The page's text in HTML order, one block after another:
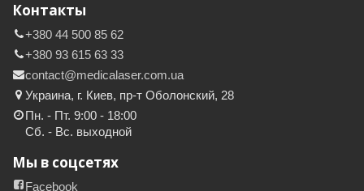
Контакты
+380 44 500 85 62
+380 93 615 63 33
contact@medicalaser.com.ua
Украина, г. Киев, пр-т Оболонский, 28
Пн. - Пт. 9:00 - 18:00
Сб. - Вс. выходной
Мы в соцсетях
Facebook